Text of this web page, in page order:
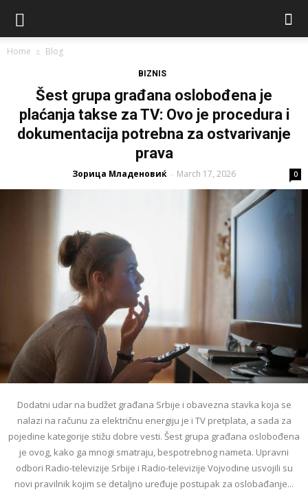
Home Blog
BIZNIS
Šest grupa građana oslobođena je
plaćanja takse za TV: Ovo je procedura i
dokumentacija potrebna za ostvarivanje
prava
Зорица Младеновиќ - March 17, 2026 0
Dodatni udar na budžet građana Srbije i obavezna stavka koja se
nalazi na računu za električnu energiju je i TV pretplata, a sada za
pojedine kategorije stižu dobre vesti. Šest grupa građana oslobođena
je ovog, kako ga mnogi smatraju, bespotrebnog nameta. Upravni
odbori Radio-televizije Srbije i Radio-televizije Vojvodine usvojili su
novi pravilnik kojim se detaljno uređuje postupak za oslobađanje...